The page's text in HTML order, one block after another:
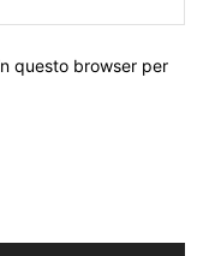
questo browser per